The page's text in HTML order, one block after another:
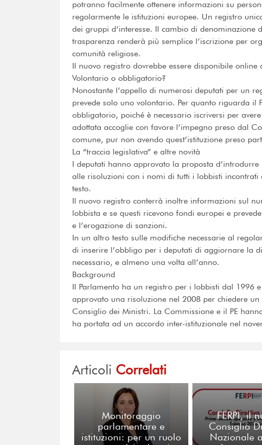
potranno facilmente ottenere informazioni su
regolarmente le istituzioni europee. Un registro
dei gruppi d’interesse. Il cambio di denominazione
trasparenza renderà più semplice l’iscrizione per
comunità religiose.
Il nuovo registro dovrebbe essere disponibile online
Volontario o obbligatorio?
Nonostante l’appello di numerosi deputati per un
prevede solo uno volontario. Per quanto riguarda il
obbligatorio, poiché è necessario iscriversi per
adottata accoglie con favore l’impegno preso dal
comune, pur non avendo quest’istituzione preso
La “traccia legislativa” e altre novità
I deputati hanno approvato la proposta
alle risoluzioni con i nomi di tutti i lobbisti
testo.
Il nuovo registro conterrà inoltre informazioni sul
lobbista e se questi ricevono fondi europei e
e l’erogazione di sanzioni.
In un altro testo sulle modifiche necessarie al
di inserire l’obbligo per i deputati di aggiornare la
necessario, e almeno una volta all’anno.
Background
Il Parlamento ha un registro per i lobbisti dal 1996
approvato una risoluzione nel 2008 per chiedere
Consiglio dei Ministri. La Commissione e il PE
ha portata ad un accordo inter-istituzionale nel
Articoli Correlati
Monitoraggio
parlamentare e
istituzioni: per un ruolo
FERPI, il
Consiglio
Nazionale